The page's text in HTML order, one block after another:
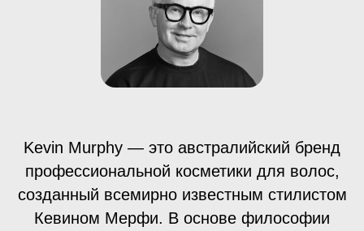
Kevin Murphy — это австралийский бренд
профессиональной косметики для волос,
созданный всемирно известным стилистом
Кевином Мерфи. В основе философии